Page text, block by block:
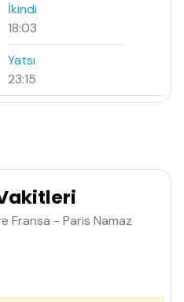
İkindi
18:03
Yatsı
23:15
Fransa - Paris Namaz